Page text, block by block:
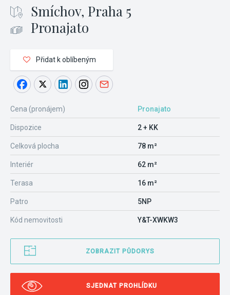
Smíchov, Praha 5
Pronajato
Přidat k oblíbeným
Cena (pronájem) Pronajato
Dispozice 2 + KK
Celková plocha 78 m²
Interiér 62 m²
Terasa 16 m²
Patro 5NP
Kód nemovitosti Y&T-XWKW3
ZOBRAZIT PŮDORYS
SJEDNAT PROHLÍDKU